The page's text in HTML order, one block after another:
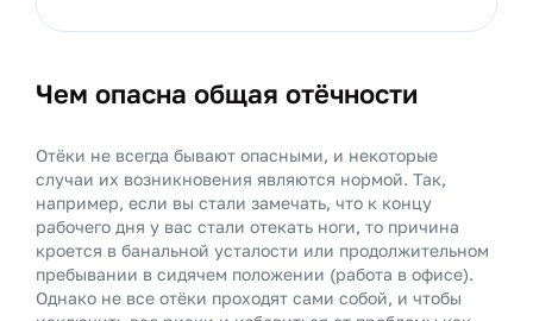
Чем опасна общая отёчности
Отёки не всегда бывают опасными, и некоторые
случаи их возникновения являются нормой. Так,
например, если вы стали замечать, что к концу
рабочего дня у вас стали отекать ноги, то причина
кроется в банальной усталости или продолжительном
пребывании в сидячем положении (работа в офисе).
Однако не все отёки проходят сами собой, и чтобы